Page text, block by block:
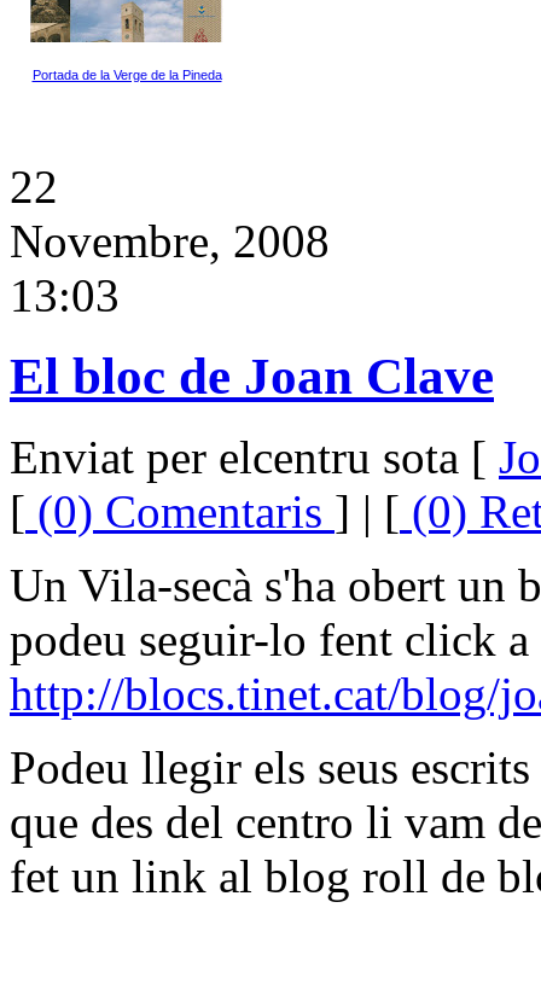
Portada de la Verge de la Pineda
22
Novembre, 2008
13:03
El bloc de Joan Clave
Enviat per elcentru sota [
[ (0) Comentaris ] | [ (0)
Un Vila-secà s'ha obert
podeu seguir-lo fent click
http://blocs.tinet.cat/blog/
Podeu llegir els seus
que des del centro li vam
fet un link al blog roll de